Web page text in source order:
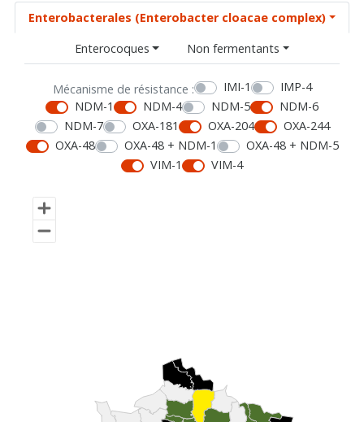
Enterobacterales (Enterobacter cloacae complex)
Enterocoques
Non fermentants
Mécanisme de résistance : IMI-1
IMP-4
NDM-1
NDM-4 NDM-5
NDM-6
NDM-7
OXA-181 OXA-204
OXA-244
OXA-48
OXA-48 + NDM-1
OXA-48 + NDM-5
VIM-1
VIM-4